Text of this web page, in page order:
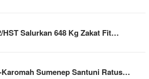
HST Salurkan 648 Kg Zakat Fit…
Karomah Sumenep Santuni Ratus…